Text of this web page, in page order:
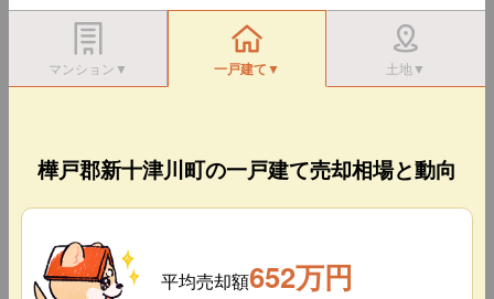
マンション▼ 一戸建て▼ 土地▼
樺戸郡新十津川町の一戸建て売却相場と動向
平均売却額652万円